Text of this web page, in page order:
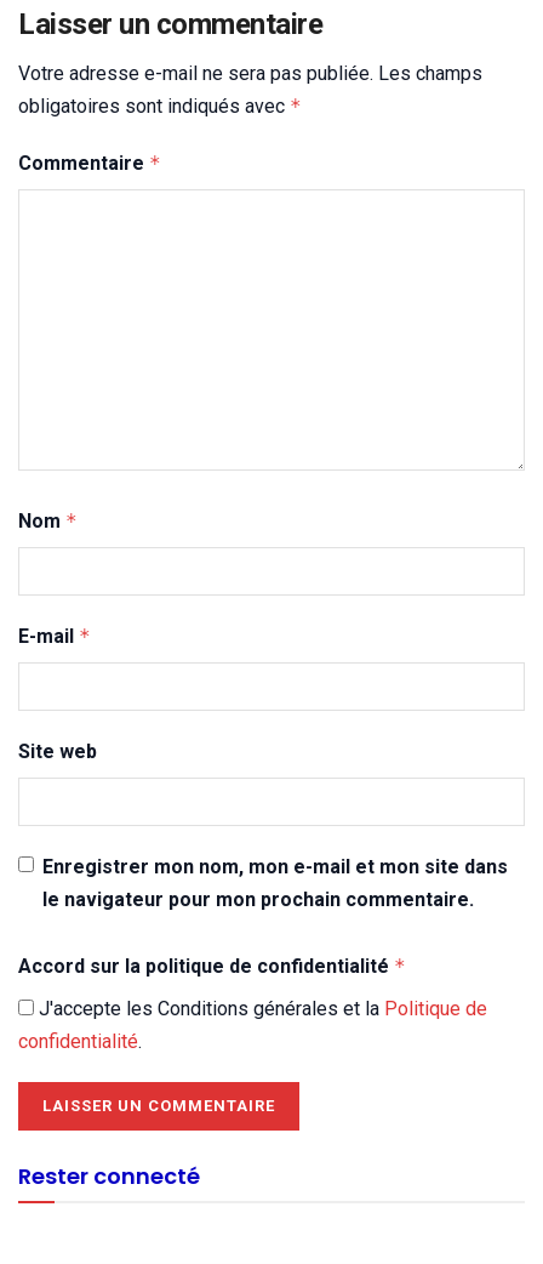
Laisser un commentaire
Votre adresse e-mail ne sera pas publiée. Les champs
obligatoires sont indiqués avec *
Commentaire *
Nom *
E-mail *
Site web
Enregistrer mon nom, mon e-mail et mon site dans
le navigateur pour mon prochain commentaire.
Accord sur la politique de confidentialité *
J'accepte les Conditions générales et la Politique de
confidentialité.
Rester connecté